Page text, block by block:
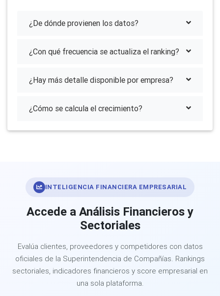
¿De dónde provienen los datos?
¿Con qué frecuencia se actualiza el ranking?
¿Hay más detalle disponible por empresa?
¿Cómo se calcula el crecimiento?
INTELIGENCIA FINANCIERA EMPRESARIAL
Accede a Análisis Financieros y
Sectoriales
Evalúa clientes, proveedores y competidores con datos
oficiales de la Superintendencia de Compañías. Rankings
sectoriales, indicadores financieros y score empresarial en
una sola plataforma.